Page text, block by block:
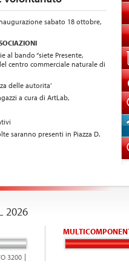
sabato 18 ottobre,
al bando “siete Presente,
centro commerciale naturale di
delle autorita’
a cura di ArtLab,
saranno presenti in Piazza D.
2026
3200